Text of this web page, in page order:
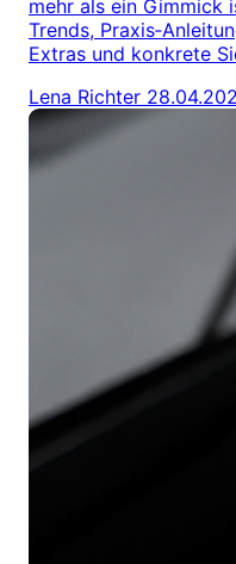
mehr als ein Gimmick
Trends,
Extras und konkrete
Lena Richter